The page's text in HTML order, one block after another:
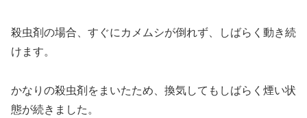
殺虫剤の場合、すぐにカメムシが倒れず、しばらく動き続
けます。
かなりの殺虫剤をまいたため、換気してもしばらく煙い状
態が続きました。